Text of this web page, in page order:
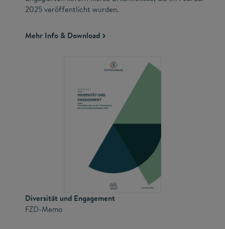
2025 veröffentlicht wurden.
Mehr Info & Download
Diversität und Engagement
FZD-Memo